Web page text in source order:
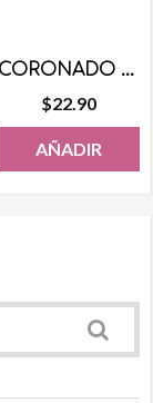
CORONADO OBLEA GDE 6 PZS
$22.90
AÑADIR